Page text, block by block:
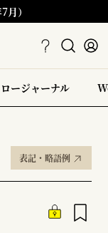
）
ロージャーナル
表記・略語例